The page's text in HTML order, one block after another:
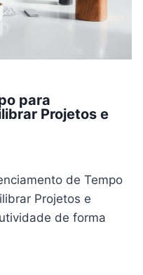
para
Projetos e
de Tempo
Projetos e
de forma